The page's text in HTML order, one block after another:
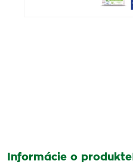
Informácie o produkte